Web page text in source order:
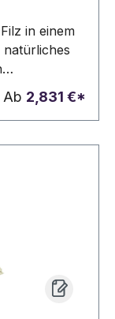
in einem
natürliches
Maßen
Ab 2,831 €*